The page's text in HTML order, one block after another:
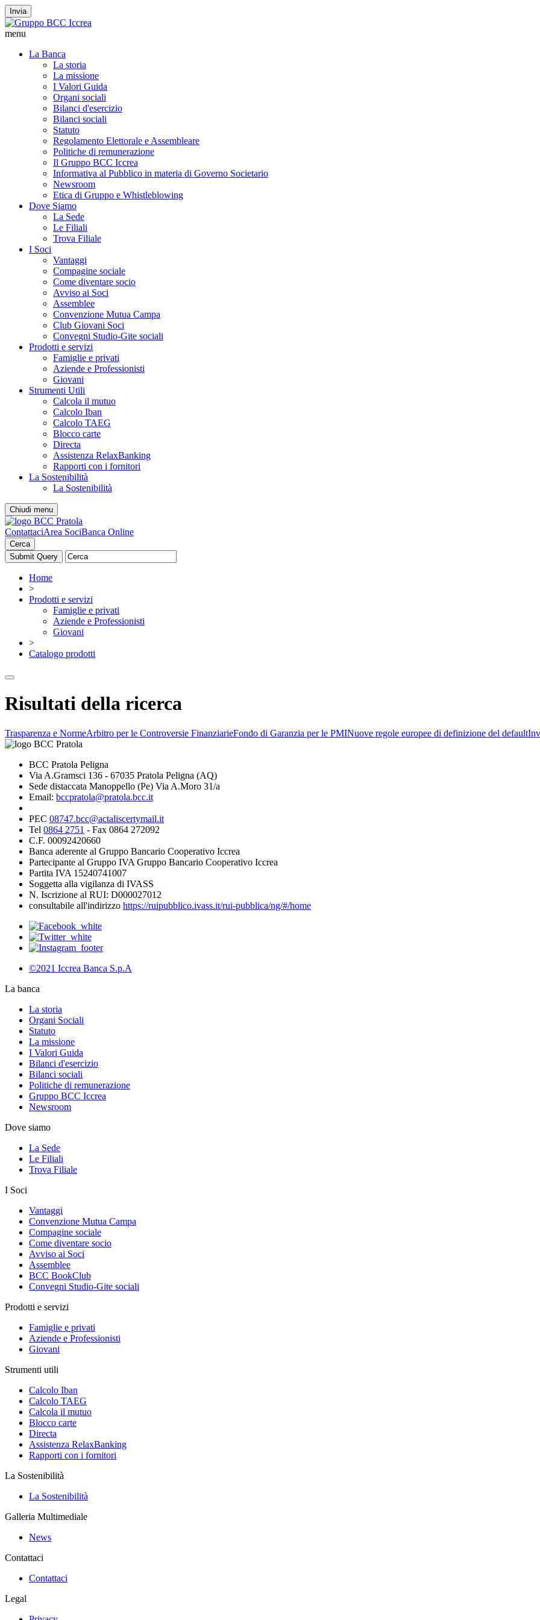
Invia
menu
La Banca
La storia
La missione
I Valori Guida
Organi sociali
Bilanci d'esercizio
Bilanci sociali
Statuto
Regolamento Elettorale e Assembleare
Politiche di remunerazione
Il Gruppo BCC Iccrea
Informativa al Pubblico in materia di Governo Societario
Newsroom
Etica di Gruppo e Whistleblowing
Dove Siamo
La Sede
Le Filiali
Trova Filiale
I Soci
Vantaggi
Compagine sociale
Come diventare socio
Avviso ai Soci
Assemblee
Convenzione Mutua Campa
Club Giovani Soci
Convegni Studio-Gite sociali
Prodotti e servizi
Famiglie e privati
Aziende e Professionisti
Giovani
Strumenti Utili
Calcola il mutuo
Calcolo Iban
Calcolo TAEG
Blocco carte
Directa
Assistenza RelaxBanking
Rapporti con i fornitori
La Sostenibilità
La Sostenibilità
Chiudi menu
ContattaciArea SociBanca Online
Cerca
Home
>
Prodotti e servizi
Famiglie e privati
Aziende e Professionisti
Giovani
>
Catalogo prodotti
Risultati della ricerca
Trasparenza e NormeArbitro per le Controversie FinanziarieFondo di Garanzia per le PMINuove regole europee di definizione del default
BCC Pratola Peligna
Via A.Gramsci 136 - 67035 Pratola Peligna (AQ)
Sede distaccata Manoppello (Pe) Via A.Moro 31/a
Email: bccpratola@pratola.bcc.it
PEC 08747.bcc@actaliscertymail.it
Tel 0864 2751 - Fax 0864 272092
C.F. 00092420660
Banca aderente al Gruppo Bancario Cooperativo Iccrea
Partecipante al Gruppo IVA Gruppo Bancario Cooperativo Iccrea
Partita IVA 15240741007
Soggetta alla vigilanza di IVASS
N. Iscrizione al RUI: D000027012
consultabile all'indirizzo https://ruipubblico.ivass.it/rui-pubblica/ng/#/home
©2021 Iccrea Banca S.p.A
La banca
La storia
Organi Sociali
Statuto
La missione
I Valori Guida
Bilanci d'esercizio
Bilanci sociali
Politiche di remunerazione
Gruppo BCC Iccrea
Newsroom
Dove siamo
La Sede
Le Filiali
Trova Filiale
I Soci
Vantaggi
Convenzione Mutua Campa
Compagine sociale
Come diventare socio
Avviso ai Soci
Assemblee
BCC BookClub
Convegni Studio-Gite sociali
Prodotti e servizi
Famiglie e privati
Aziende e Professionisti
Giovani
Strumenti utili
Calcolo Iban
Calcolo TAEG
Calcola il mutuo
Blocco carte
Directa
Assistenza RelaxBanking
Rapporti con i fornitori
La Sostenibilità
La Sostenibilità
Galleria Multimediale
News
Contattaci
Contattaci
Legal